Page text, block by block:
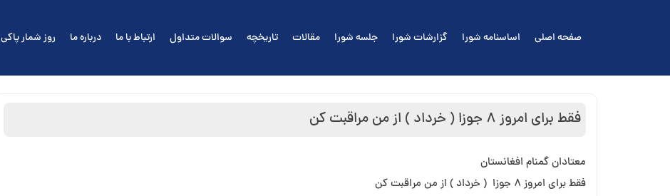
صفحه اصلی اساسنامه شورا گزارشات شورا جلسه شورا مقالات تاریخچه سوالات متداول ارتباط با ما درباره ما روز شمار پاکی
فقط برای امروز ۸ جوزا ( خرداد ) از من مراقبت کن
معتادان گمنام افغانستان
فقط برای امروز ۸ جوزا ( خرداد ) از من مراقبت کن